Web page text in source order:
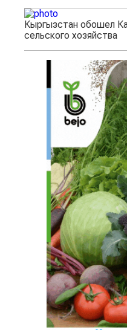
Кыргызстан обошел
сельского хозяйства